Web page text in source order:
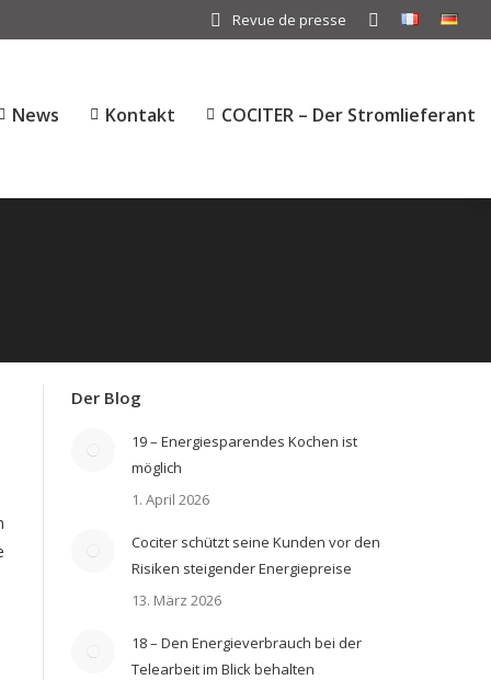
Revue de presse Search:
News Kontakt COCITER – Der Stromlieferant
Der Blog
19 – Energiesparendes Kochen ist
möglich
1. April 2026
Cociter schützt seine Kunden vor den
Risiken steigender Energiepreise
13. März 2026
18 – Den Energieverbrauch bei der
Telearbeit im Blick behalten